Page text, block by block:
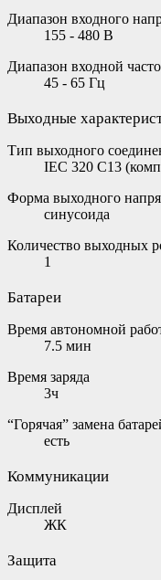
Диапазон входного
155 - 480 В
Диапазон входной
45 - 65 Гц
Выходные
Тип выходного
IEC 320 C13
Форма выходного
синусоида
Количество выходных
1
Батареи
Время автономной
7.5 мин
Время заряда
3ч
“Горячая” замена
есть
Коммуникации
Дисплей
ЖК
Защита